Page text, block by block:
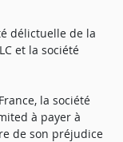
délictuelle de la
et la société
la société
à payer à
de son préjudice